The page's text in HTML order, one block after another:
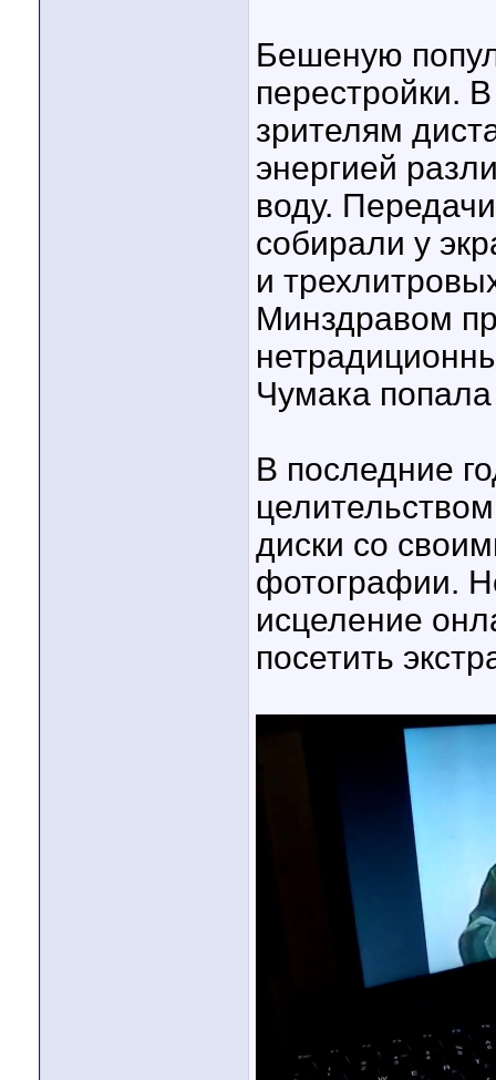
Бешеную
перестройки.
зрителям
энергией
воду.
собирали у
и
Минздравом
Чумака попала
В последние
диски со
фотографии.
исцеление
посетить